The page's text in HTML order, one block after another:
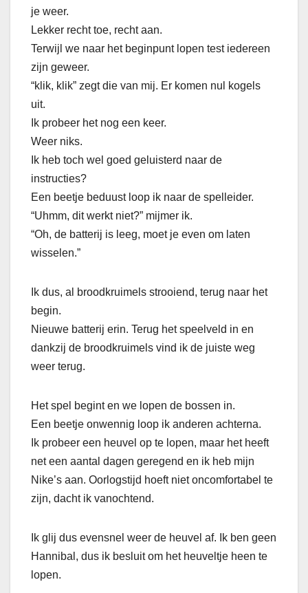
je weer.
Lekker recht toe, recht aan.
Terwijl we naar het beginpunt lopen test iedereen
zijn geweer.
“klik, klik” zegt die van mij. Er komen nul kogels
uit.
Ik probeer het nog een keer.
Weer niks.
Ik heb toch wel goed geluisterd naar de
instructies?
Een beetje beduust loop ik naar de spelleider.
“Uhmm, dit werkt niet?” mijmer ik.
“Oh, de batterij is leeg, moet je even om laten
wisselen.”
Ik dus, al broodkruimels strooiend, terug naar het
begin.
Nieuwe batterij erin. Terug het speelveld in en
dankzij de broodkruimels vind ik de juiste weg
weer terug.
Het spel begint en we lopen de bossen in.
Een beetje onwennig loop ik anderen achterna.
Ik probeer een heuvel op te lopen, maar het heeft
net een aantal dagen geregend en ik heb mijn
Nike’s aan. Oorlogstijd hoeft niet oncomfortabel te
zijn, dacht ik vanochtend.
Ik glij dus evensnel weer de heuvel af. Ik ben geen
Hannibal, dus ik besluit om het heuveltje heen te
lopen.